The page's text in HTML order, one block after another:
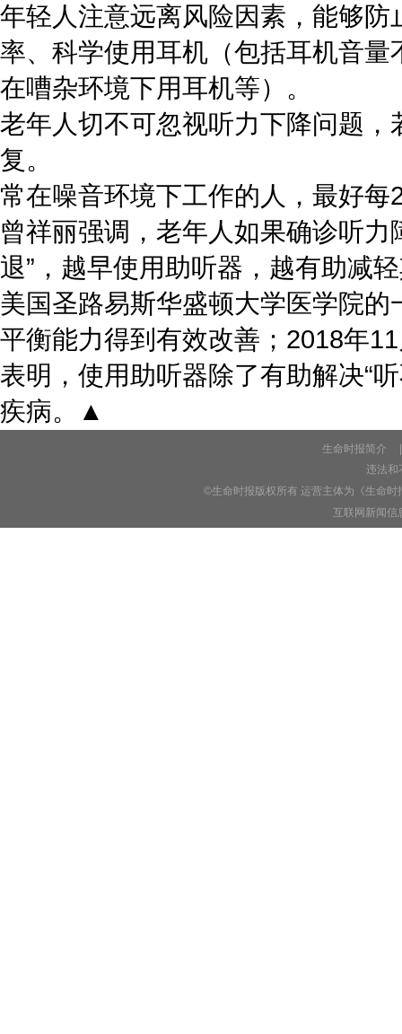
年轻人注意远离风险因素，能够
率、科学使用耳机（包括耳机音
在嘈杂环境下用耳机等）。
老年人切不可忽视听力下降问题
复。
常在噪音环境下工作的人，最好
曾祥丽强调，老年人如果确诊听
退”，越早使用助听器，越有助减
美国圣路易斯华盛顿大学医学院
平衡能力得到有效改善；2018年
表明，使用助听器除了有助解决“
疾病。▲
生命时报简介
违法和
©生命时报版权所有 运营主体为《生命
互联网新闻信